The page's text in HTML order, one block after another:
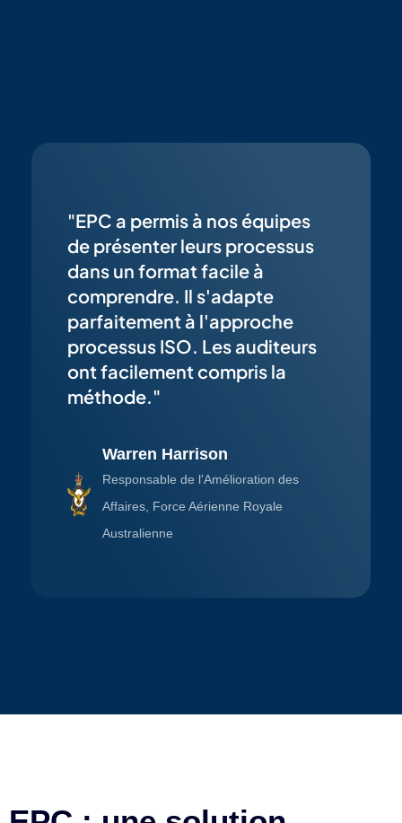
"EPC a permis à nos équipes
de présenter leurs processus
dans un format facile à
comprendre. Il s'adapte
parfaitement à l'approche
processus ISO. Les auditeurs
ont facilement compris la
méthode."
Warren Harrison
Responsable de l'Amélioration des
Affaires, Force Aérienne Royale
Australienne